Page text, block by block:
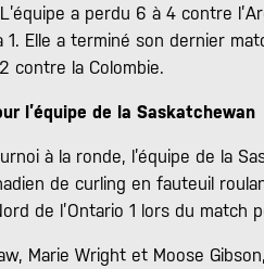
a perdu 6 à 4 contre
1. Elle a terminé son dernier
contre la Colombie.
l’équipe de la Saskatchewan
à la ronde, l’équipe de la
de curling en fauteuil
de l’Ontario 1 lors du match
Marie Wright et Moose